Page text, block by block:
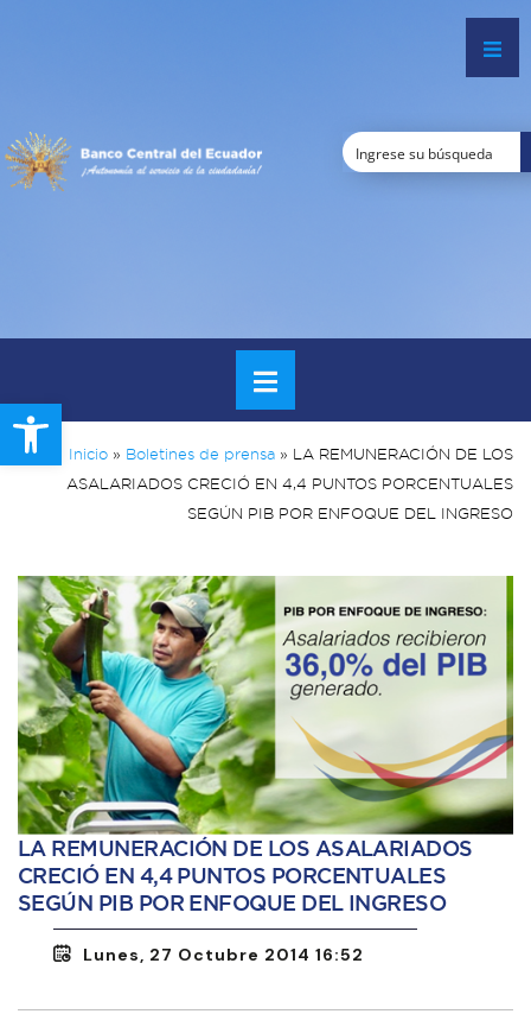
Open toolbar
Inicio » Boletines de prensa » LA REMUNERACIÓN DE LOS
ASALARIADOS CRECIÓ EN 4,4 PUNTOS PORCENTUALES
SEGÚN PIB POR ENFOQUE DEL INGRESO
LA REMUNERACIÓN DE LOS ASALARIADOS
CRECIÓ EN 4,4 PUNTOS PORCENTUALES
SEGÚN PIB POR ENFOQUE DEL INGRESO
Lunes, 27 Octubre 2014 16:52